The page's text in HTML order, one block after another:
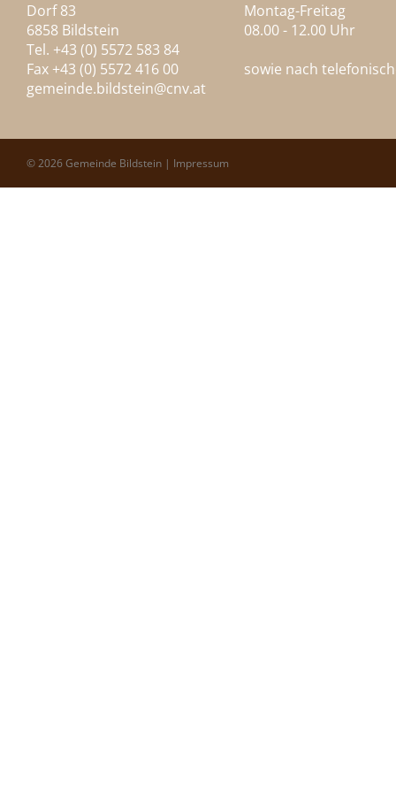
Dorf 83
6858 Bildstein
Tel. +43 (0) 5572 583 84
Fax +43 (0) 5572 416 00
gemeinde.bildstein@cnv.at
Montag-Freitag
08.00 - 12.00 Uhr
sowie nach
© 2026 Gemeinde Bildstein | Impressum